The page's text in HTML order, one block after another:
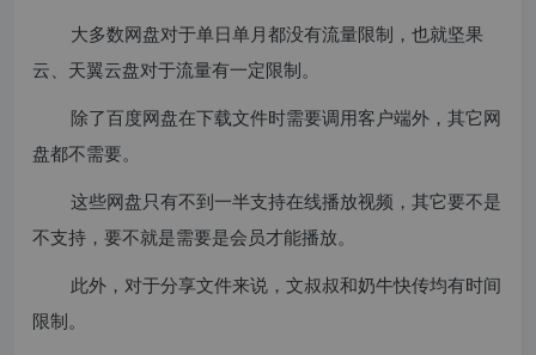
大多数网盘对于单日单月都没有流量限制，也就坚果
云、天翼云盘对于流量有一定限制。
除了百度网盘在下载文件时需要调用客户端外，其它网
盘都不需要。
这些网盘只有不到一半支持在线播放视频，其它要不是
不支持，要不就是需要是会员才能播放。
此外，对于分享文件来说，文叔叔和奶牛快传均有时间
限制。